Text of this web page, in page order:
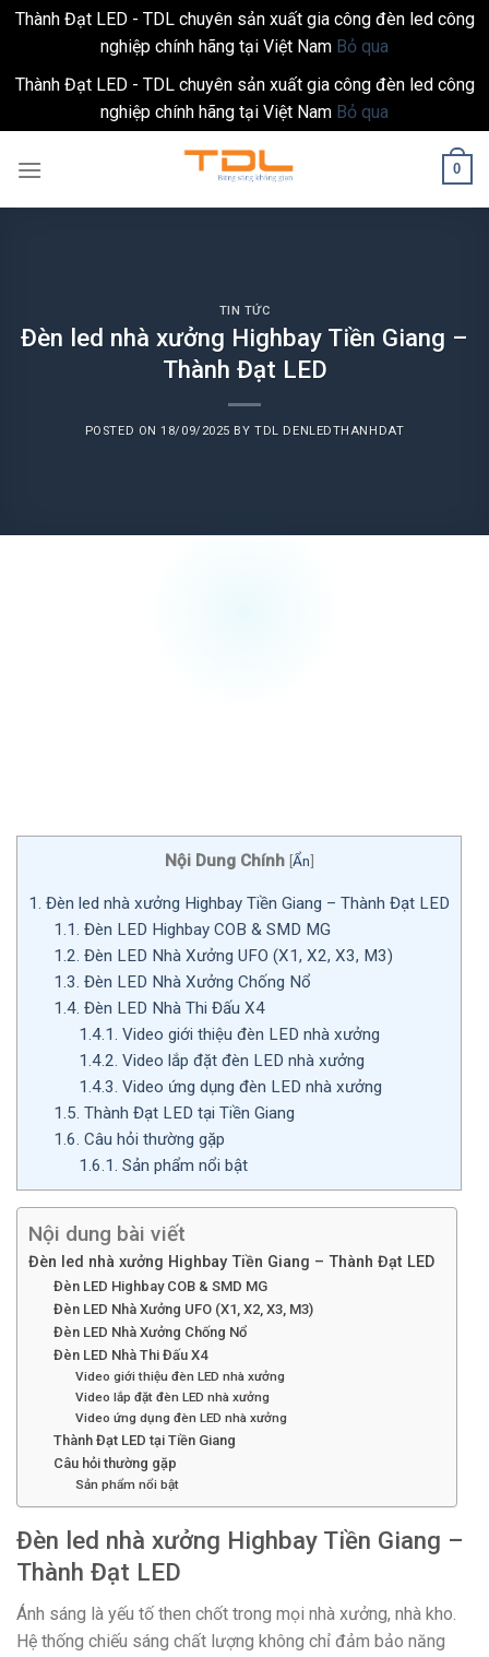
Thành Đạt LED - TDL chuyên sản xuất gia công đèn led công
nghiệp chính hãng tại Việt Nam Bỏ qua
Thành Đạt LED - TDL chuyên sản xuất gia công đèn led công
nghiệp chính hãng tại Việt Nam Bỏ qua
0
TIN TỨC
Đèn led nhà xưởng Highbay Tiền Giang –
Thành Đạt LED
POSTED ON18/09/2025 BYTDL DENLEDTHANHDAT
Nội Dung Chính [Ẩn]
1. Đèn led nhà xưởng Highbay Tiền Giang – Thành Đạt LED
1.1. Đèn LED Highbay COB & SMD MG
1.2. Đèn LED Nhà Xưởng UFO (X1, X2, X3, M3)
1.3. Đèn LED Nhà Xưởng Chống Nổ
1.4. Đèn LED Nhà Thi Đấu X4
1.4.1. Video giới thiệu đèn LED nhà xưởng
1.4.2. Video lắp đặt đèn LED nhà xưởng
1.4.3. Video ứng dụng đèn LED nhà xưởng
1.5. Thành Đạt LED tại Tiền Giang
1.6. Câu hỏi thường gặp
1.6.1. Sản phẩm nổi bật
Nội dung bài viết
Đèn led nhà xưởng Highbay Tiền Giang – Thành Đạt LED
Đèn LED Highbay COB & SMD MG
Đèn LED Nhà Xưởng UFO (X1, X2, X3, M3)
Đèn LED Nhà Xưởng Chống Nổ
Đèn LED Nhà Thi Đấu X4
Video giới thiệu đèn LED nhà xưởng
Video lắp đặt đèn LED nhà xưởng
Video ứng dụng đèn LED nhà xưởng
Thành Đạt LED tại Tiền Giang
Câu hỏi thường gặp
Sản phẩm nổi bật
Đèn led nhà xưởng Highbay Tiền Giang –
Thành Đạt LED
Ánh sáng là yếu tố then chốt trong mọi nhà xưởng, nhà kho.
Hệ thống chiếu sáng chất lượng không chỉ đảm bảo năng